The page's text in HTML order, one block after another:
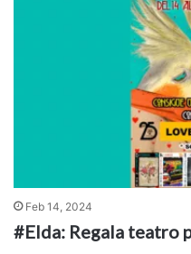
Feb 14, 2024
#Elda: Regala teatro